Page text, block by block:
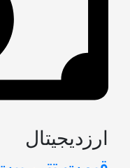
ارزدیجیتال